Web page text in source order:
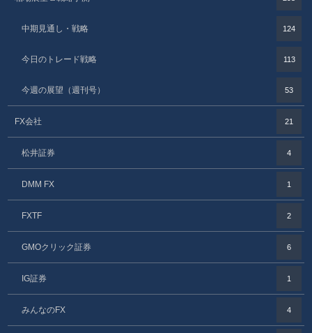
中期見通し・戦略 124
今日のトレード戦略 113
今週の展望（週刊号） 53
FX会社 21
松井証券 4
DMM FX 1
FXTF 2
GMOクリック証券 6
IG証券 1
みんなのFX 4